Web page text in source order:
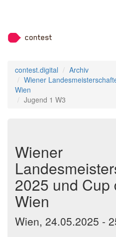
contest.digital
Archiv
Wiener
Wien
Jugend 1 W3
Wiener
2025 und Cup
Wien
Wien, 24.05.2025 -